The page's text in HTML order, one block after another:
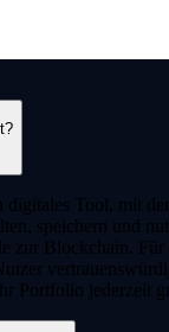
digitales Tool, mit
speichern und
zur Blockchain. Für
Portfolio jederzeit